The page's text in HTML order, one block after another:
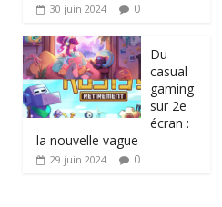
30 juin 2024 0
Du
casual
gaming
sur 2e
écran :
la nouvelle vague
29 juin 2024 0